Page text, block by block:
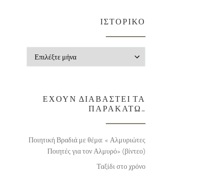
ΙΣΤΟΡΙΚΌ
ΈΧΟΥΝ ΔΙΑΒΑΣΤΕΊ ΤΑ
ΠΑΡΑΚΆΤΩ…
Ποιητική Βραδιά με θέμα: « Αλμυριώτες
Ποιητές για τον Αλμυρό» (βίντεο)
Ταξίδι στο χρόνο